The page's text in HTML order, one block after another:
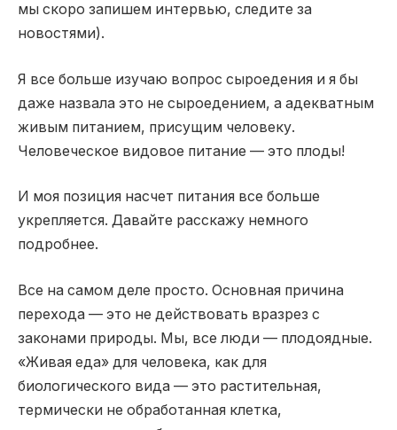
мы скоро запишем интервью, следите за
новостями).
Я все больше изучаю вопрос сыроедения и я бы
даже назвала это не сыроедением, а адекватным
живым питанием, присущим человеку.
Человеческое видовое питание — это плоды!
И моя позиция насчет питания все больше
укрепляется. Давайте расскажу немного
подробнее.
Все на самом деле просто. Основная причина
перехода — это не действовать вразрез с
законами природы. Мы, все люди — плодоядные.
«Живая еда» для человека, как для
биологического вида — это растительная,
термически не обработанная клетка,